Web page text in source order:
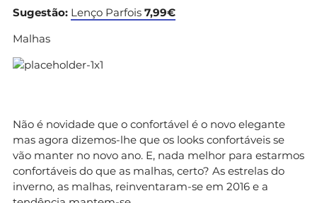
Sugestão: Lenço Parfois 7,99€
Malhas
Não é novidade que o confortável é o novo elegante
mas agora dizemos-lhe que os looks confortáveis se
vão manter no novo ano. E, nada melhor para estarmos
confortáveis do que as malhas, certo? As estrelas do
inverno, as malhas, reinventaram-se em 2016 e a